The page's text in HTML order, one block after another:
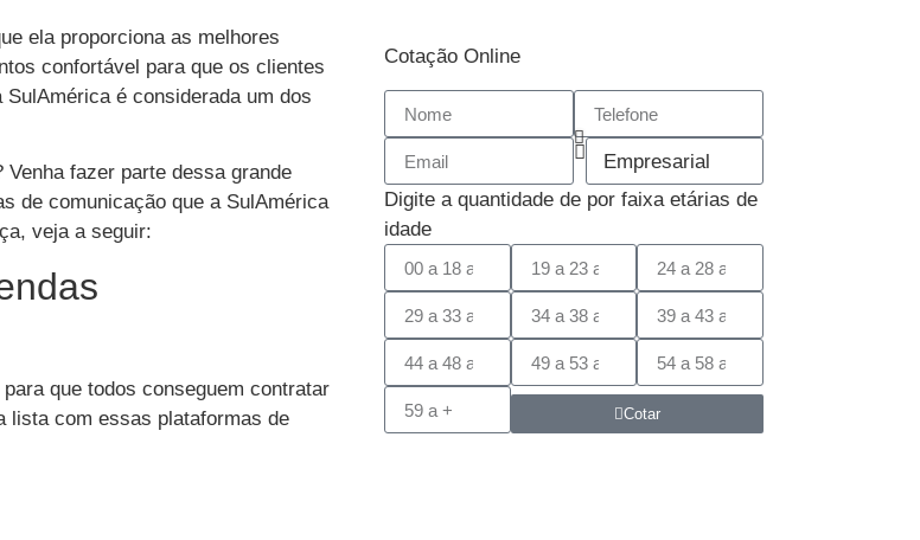
ela proporciona as melhores
confortável para que os clientes
é considerada um dos
fazer parte dessa grande
de comunicação que a SulAmérica
veja a seguir:
que todos conseguem contratar
lista com essas plataformas de
Cotação Online
Digite a quantidade de por faixa etárias de
idade
Cotar